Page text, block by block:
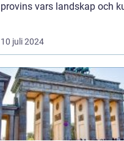
provins vars landskap och
10 juli 2024